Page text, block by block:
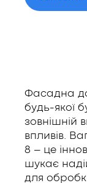
Фасадна
будь-якої
зовнішній
впливів.
8 – це
шукає
для